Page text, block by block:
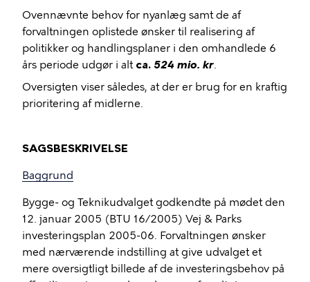
Ovennævnte behov for nyanlæg samt de af
forvaltningen oplistede ønsker til realisering af
politikker og handlingsplaner i den omhandlede 6
års periode udgør i alt ca. 524 mio. kr.
Oversigten viser således, at der er brug for en kraftig
prioritering af midlerne.
SAGSBESKRIVELSE
Baggrund
Bygge- og Teknikudvalgetgodkendte på mødet den
12. januar 2005 (BTU 16/2005) Vej & Parks
investeringsplan 2005-06. Forvaltningen ønsker
med nærværende indstilling at give udvalget et
mere oversigtligt billede af de investeringsbehov på